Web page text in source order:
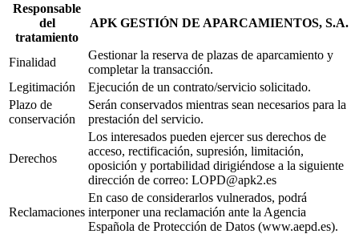
Responsable
del
tratamiento
APK GESTIÓN DE APARCAMIENTOS, S.A.
Finalidad
Gestionar la reserva de plazas de aparcamiento y
completar la transacción.
Legitimación
Ejecución de un contrato/servicio solicitado.
Plazo de
conservación
Serán conservados mientras sean necesarios para la
prestación del servicio.
Derechos
Los interesados pueden ejercer sus derechos de
acceso, rectificación, supresión, limitación,
oposición y portabilidad dirigiéndose a la siguiente
dirección de correo: LOPD@apk2.es
Reclamaciones
En caso de considerarlos vulnerados, podrá
interponer una reclamación ante la Agencia
Española de Protección de Datos (www.aepd.es).